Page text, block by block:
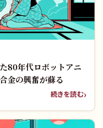
80年代ロボットアニ
金の興奮が蘇る
続きを読む